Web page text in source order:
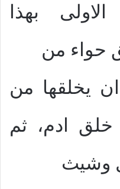
الاولى بهذا
حواء من
ان يخلقها من
ادم، ثم
وشيث